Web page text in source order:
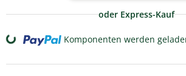
oder Express-Kauf
Loading... Komponenten werden